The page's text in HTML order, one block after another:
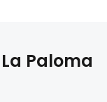
La Paloma